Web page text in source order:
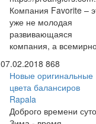
Компания Favorite –
уже не молодая
развивающаяся
компания, а
07.02.2018 868
Новые оригинальные
цвета балансиров
Rapala
Доброго времени